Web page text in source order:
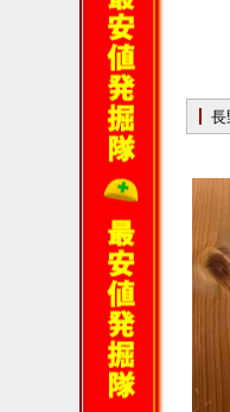
長